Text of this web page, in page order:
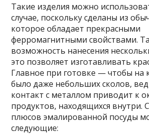
Такие изделия можно
случае, поскольку сделаны из
которое обладает прекрасными
ферромагнитными свойствами.
возможность нанесения
это позволяет изготавливать
Главное при готовке — чтобы на
было даже небольших сколов,
контакт с металлом приводит к
продуктов, находящихся внутри.
плюсов эмалированной посуды
следующие: